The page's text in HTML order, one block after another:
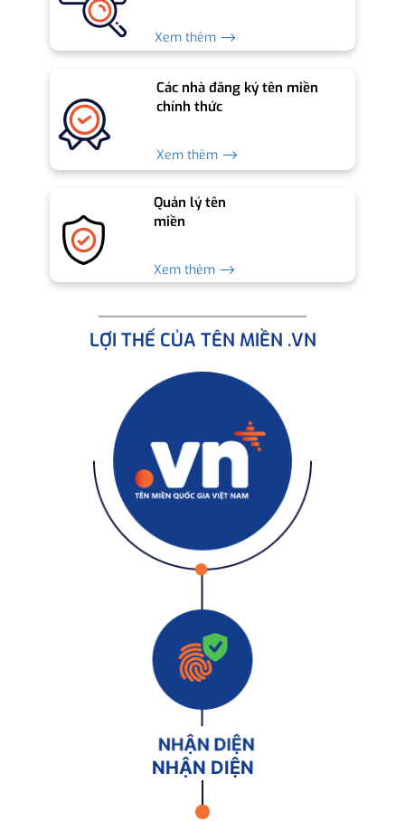
Xem thêm ⟶
Các nhà đăng ký tên miền
chính thức
Xem thêm ⟶
Quản lý tên
miền
Xem thêm ⟶
LỢI THẾ CỦA TÊN MIỀN .VN
NHẬN DIỆN